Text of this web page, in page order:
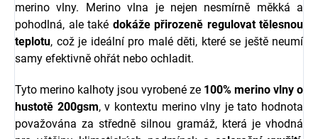
merino vlny. Merino vlna je nejen nesmírně měkká a
pohodlná, ale také dokáže přirozeně regulovat tělesnou
teplotu, což je ideální pro malé děti, které se ještě neumí
samy efektivně ohřát nebo ochladit.
Tyto merino kalhoty jsou vyrobené ze 100% merino vlny o
hustotě 200gsm, v kontextu merino vlny je tato hodnota
považována za středně silnou gramáž, která je vhodná